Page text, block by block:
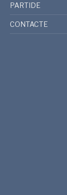
PARTIDE
CONTACTE